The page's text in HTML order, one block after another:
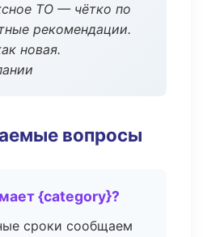
ТО — чётко по
рекомендации.
новая.
вопросы
{category}?
сроки сообщаем